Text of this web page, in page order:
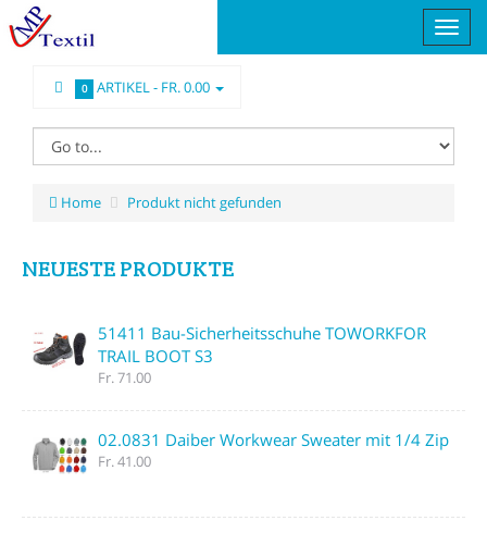
0 ARTIKEL - FR. 0.00
Home Produkt nicht gefunden
NEUESTE PRODUKTE
51411 Bau-Sicherheitsschuhe TOWORKFOR
TRAIL BOOT S3
Fr. 71.00
02.0831 Daiber Workwear Sweater mit 1/4 Zip
Fr. 41.00